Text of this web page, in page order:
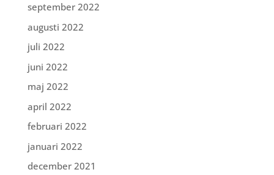
september 2022
augusti 2022
juli 2022
juni 2022
maj 2022
april 2022
februari 2022
januari 2022
december 2021